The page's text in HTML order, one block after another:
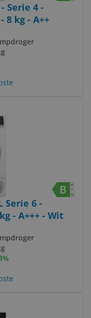
Serie 4 -
kg - A++
Serie 6 -
- A+++ - Wit